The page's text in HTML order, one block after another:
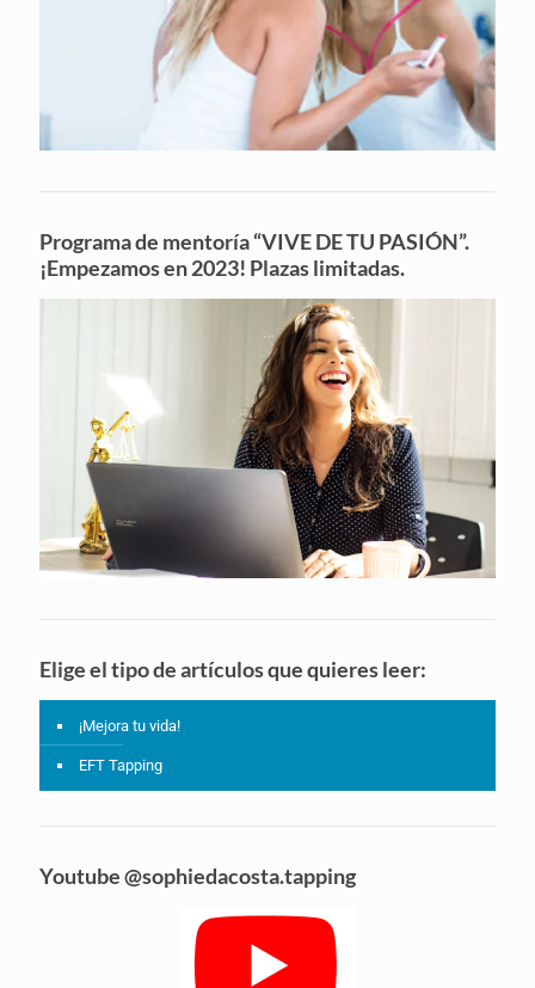
Programa de mentoría “VIVE DE TU PASIÓN”.
¡Empezamos en 2023! Plazas limitadas.
Elige el tipo de artículos que quieres leer:
¡Mejora tu vida!
EFT Tapping
Youtube @sophiedacosta.tapping